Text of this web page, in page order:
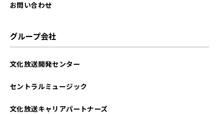
お問い合わせ
グループ会社
文化放送開発センター
セントラルミュージック
文化放送キャリアパートナーズ